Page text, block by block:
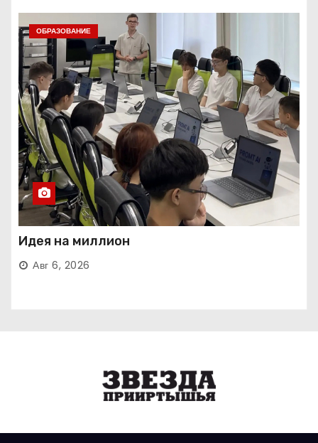
ОБРАЗОВАНИЕ
Идея на миллион
Авг 6, 2026